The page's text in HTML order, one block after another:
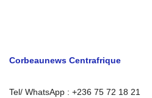
Corbeaunews Centrafrique
Tel/ WhatsApp : +236 75 72 18 21